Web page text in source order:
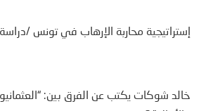
إستراتيجية محاربة الإرهاب في تونس /
خالد شوكات يكتب عن الفرق بين: